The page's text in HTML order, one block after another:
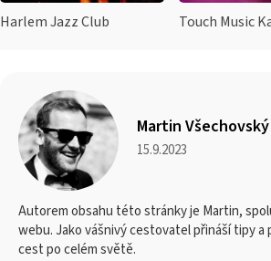
Harlem Jazz Club
Martin Všechovský
15.9.2023
Autorem obsahu této stránky je Martin,
webu. Jako vášnivý cestovatel přináší tipy a
cest po celém světě.